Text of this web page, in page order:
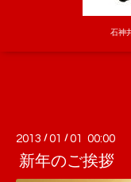
石神
2013 /01 /01 00:00
新年のご挨拶